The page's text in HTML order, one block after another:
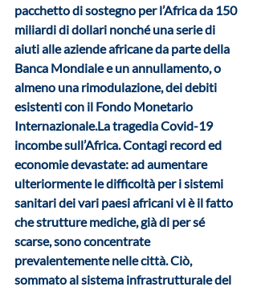
pacchetto di sostegno per l’Africa da 150
miliardi di dollari nonché una serie di
aiuti alle aziende africane da parte della
Banca Mondiale e un annullamento, o
almeno una rimodulazione, dei debiti
esistenti con il Fondo Monetario
Internazionale.La tragedia Covid-19
incombe sull’Africa. Contagi record ed
economie devastate: ad aumentare
ulteriormente le difficoltà per i sistemi
sanitari dei vari paesi africani vi è il fatto
che strutture mediche, già di per sé
scarse, sono concentrate
prevalentemente nelle città. Ciò,
sommato al sistema infrastrutturale del